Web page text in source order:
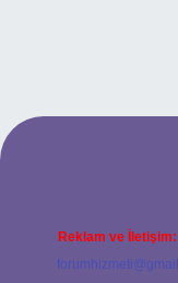
giriş
Reklam ve İletişim: